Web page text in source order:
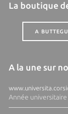
La boutique
A
A la une sur
Année